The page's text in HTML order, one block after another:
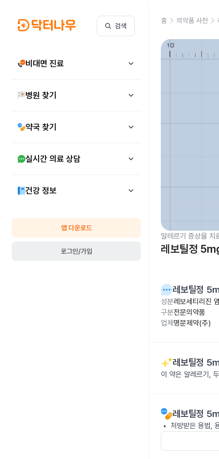
검색
비대면 진료
병원 찾기
약국 찾기
실시간 의료 상담
건강 정보
앱 다운로드
로그인/가입
홈 의약품 사전
알레르기 증상을 치
레보틸정
레보틸정
성분레보세티리진
구분전문의약품
업체 명문제약(주)
레보틸정
이 약은 알레르기,
레보틸정
처방받은 용법,